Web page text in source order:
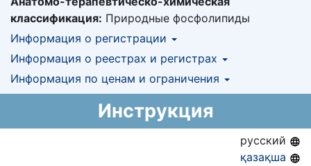
классификация: Природные фосфолипиды
Информация о регистрации
Номер регистрации в РК:№ РК-ЛС-5№018178
Информация о регистрации в РК:24.08.2016 -
24.08.2021
Информация о реестрах и регистрах
КНФ (ЛС включено в Казахстанский
национальный формуляр лекарственных
Информация по ценам и ограничения
Инструкция
русский
қазақша